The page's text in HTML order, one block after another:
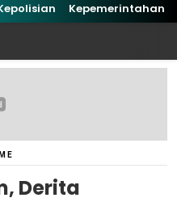
Kepemerintahan
Derita